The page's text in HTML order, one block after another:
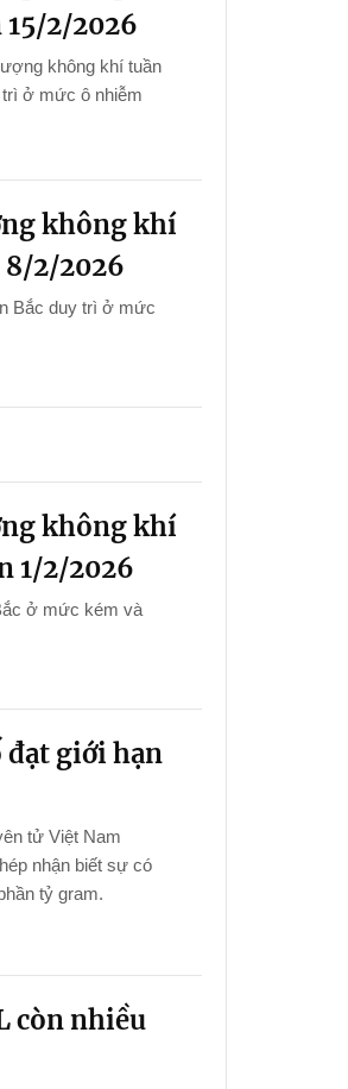
2/2026
không khí tuần
ở mức ô nhiễm
không khí
8/2/2026
Bắc duy trì ở mức
không khí
1/2/2026
ở mức kém và
đạt giới hạn
tử Việt Nam
nhận biết sự có
tỷ gram.
còn nhiều